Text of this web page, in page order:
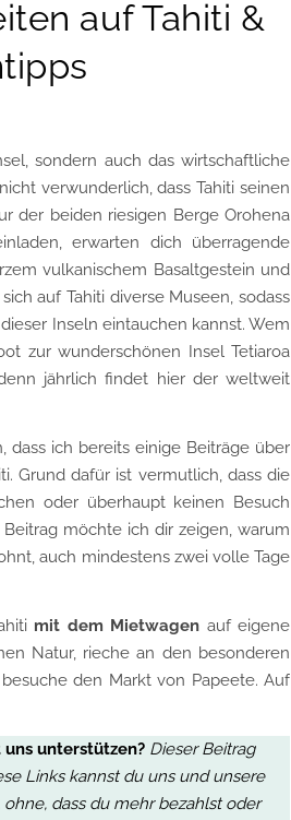
auf Tahiti &
sondern auch das wirtschaftliche
verwunderlich, dass Tahiti seinen
der beiden riesigen Berge Orohena
erwarten dich überragende
vulkanischem Basaltgestein und
auf Tahiti diverse Museen, sodass
Inseln eintauchen kannst. Wem
zur wunderschönen Insel Tetiaroa
jährlich findet hier der weltweit
dass ich bereits einige Beiträge über
Grund dafür ist vermutlich, dass die
oder überhaupt keinen Besuch
möchte ich dir zeigen, warum
auch mindestens zwei volle Tage
mit dem Mietwagen auf eigene
Natur, rieche an den besonderen
den Markt von Papeete. Auf
unterstützen? Dieser Beitrag
Links kannst du uns und unsere
dass du mehr bezahlst oder